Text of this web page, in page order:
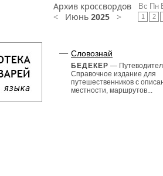
Архив кроссвордов
< Июнь 2025 >
Вс
1
Пн
2
Словознай
БЕДЕКЕР —
Справочное издание для
путешественников с
местности, маршрутов...